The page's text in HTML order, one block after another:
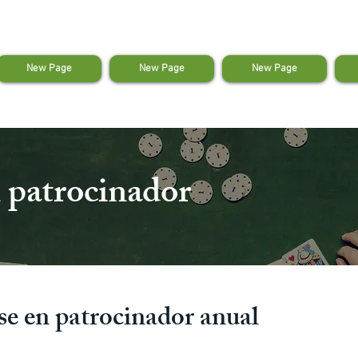
New Page New Page New Page
en patrocinador anual